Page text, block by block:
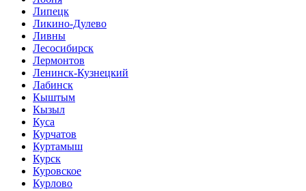
Липецк
Ликино-Дулево
Ливны
Лесосибирск
Лермонтов
Ленинск-Кузнецкий
Лабинск
Кыштым
Кызыл
Куса
Курчатов
Куртамыш
Курск
Куровское
Курлово